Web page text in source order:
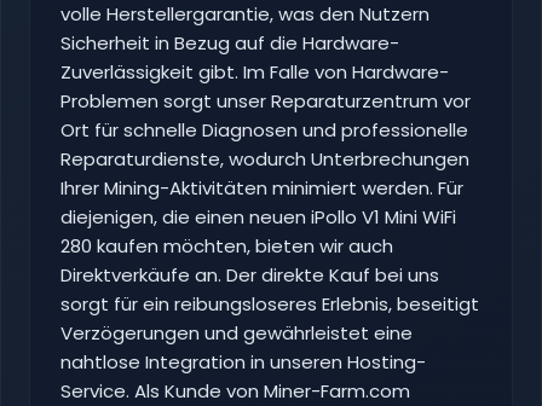
volle Herstellergarantie, was den Nutzern
Sicherheit in Bezug auf die Hardware-
Zuverlässigkeit gibt. Im Falle von Hardware-
Problemen sorgt unser Reparaturzentrum vor
Ort für schnelle Diagnosen und professionelle
Reparaturdienste, wodurch Unterbrechungen
Ihrer Mining-Aktivitäten minimiert werden. Für
diejenigen, die einen neuen iPollo V1 Mini WiFi
280 kaufen möchten, bieten wir auch
Direktverkäufe an. Der direkte Kauf bei uns
sorgt für ein reibungsloseres Erlebnis, beseitigt
Verzögerungen und gewährleistet eine
nahtlose Integration in unseren Hosting-
Service. Als Kunde von Miner-Farm.com